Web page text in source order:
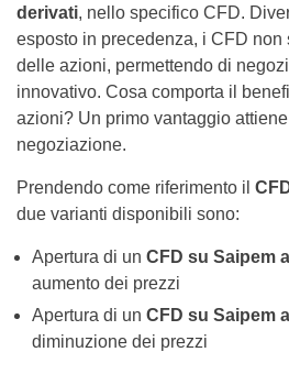
derivati, nello specifico CFD.
esposto in precedenza, i CFD
delle azioni, permettendo di
innovativo. Cosa comporta il
azioni? Un primo vantaggio
negoziazione.
Prendendo come riferimento il
due varianti disponibili sono:
Apertura di un CFD su Saipem
aumento dei prezzi
Apertura di un CFD su Saipem
diminuzione dei prezzi